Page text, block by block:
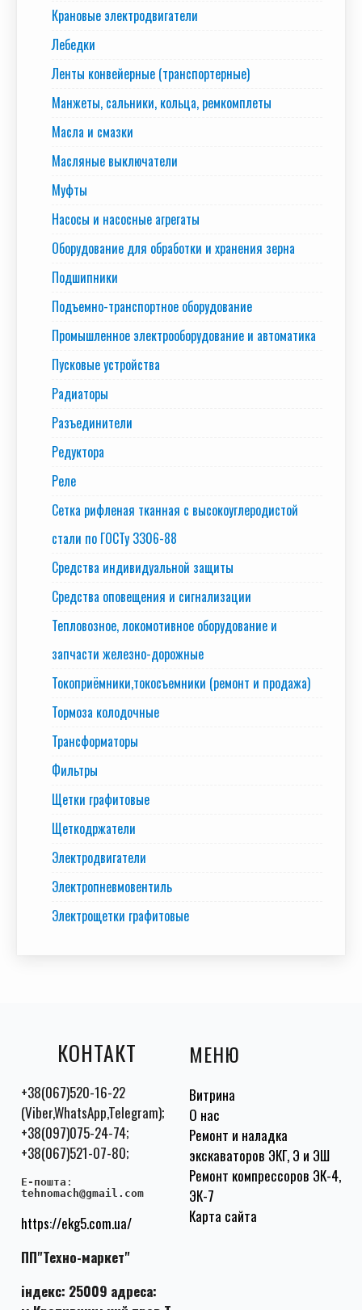
Крановые электродвигатели
Лебедки
Ленты конвейерные (транспортерные)
Манжеты, сальники, кольца, ремкомплеты
Масла и смазки
Масляные выключатели
Муфты
Насосы и насосные агрегаты
Оборудование для обработки и хранения зерна
Подшипники
Подъемно-транспортное оборудование
Промышленное электрооборудование и автоматика
Пусковые устройства
Радиаторы
Разъединители
Редуктора
Реле
Сетка рифленая тканная с высокоуглеродистой
стали по ГОСТу 3306-88
Средства индивидуальной защиты
Средства оповещения и сигнализации
Тепловозное, локомотивное оборудование и
запчасти железно-дорожные
Токоприёмники,токосъемники (ремонт и продажа)
Тормоза колодочные
Трансформаторы
Фильтры
Щетки графитовые
Щеткодржатели
Электродвигатели
Электропневмовентиль
Электрощетки графитовые
КОНТАКТ
+38(067)520-16-22
(Viber,WhatsApp,Telegram);
+38(097)075-24-74;
+38(067)521-07-80;
E-пошта :
tehnomach@gmail.com
https://ekg5.com.ua/
ПП"Техно-маркет"
індекс: 25009 адреса:
МЕНЮ
Витрина
О нас
Ремонт и наладка
экскаваторов ЭКГ, Э и ЭШ
Ремонт компрессоров ЭК-4,
ЭК-7
Карта сайта